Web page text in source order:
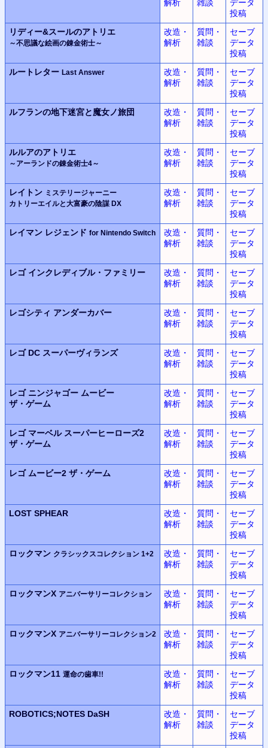
解析 雑談
データ
投稿
リディー&スールのアトリエ
～不思議な絵画の錬金術士～
改造・
解析
質問・
雑談
セーブ
データ
投稿
ルートレター Last Answer
改造・
解析
質問・
雑談
セーブ
データ
投稿
ルフランの地下迷宮と魔女ノ旅団
改造・
解析
質問・
雑談
セーブ
データ
投稿
ルルアのアトリエ
～アーランドの錬金術士4～
改造・
解析
質問・
雑談
セーブ
データ
投稿
レイトン ミステリージャーニー
カトリーエイルと大富豪の陰謀 DX
改造・
解析
質問・
雑談
セーブ
データ
投稿
レイマン レジェンド for Nintendo Switch
改造・
解析
質問・
雑談
セーブ
データ
投稿
レゴ インクレディブル・ファミリー
改造・
解析
質問・
雑談
セーブ
データ
投稿
レゴシティ アンダーカバー
改造・
解析
質問・
雑談
セーブ
データ
投稿
レゴ DC スーパーヴィランズ
改造・
解析
質問・
雑談
セーブ
データ
投稿
レゴ ニンジャゴー ムービー
ザ・ゲーム
改造・
解析
質問・
雑談
セーブ
データ
投稿
レゴ マーベル スーパーヒーローズ2
ザ・ゲーム
改造・
解析
質問・
雑談
セーブ
データ
投稿
レゴ ムービー2 ザ・ゲーム
改造・
解析
質問・
雑談
セーブ
データ
投稿
LOST SPHEAR
改造・
解析
質問・
雑談
セーブ
データ
投稿
ロックマン クラシックスコレクション 1+2
改造・
解析
質問・
雑談
セーブ
データ
投稿
ロックマンX アニバーサリーコレクション
改造・
解析
質問・
雑談
セーブ
データ
投稿
ロックマンX アニバーサリーコレクション2
改造・
解析
質問・
雑談
セーブ
データ
投稿
ロックマン11 運命の歯車!!
改造・
解析
質問・
雑談
セーブ
データ
投稿
ROBOTICS;NOTES DaSH
改造・
解析
質問・
雑談
セーブ
データ
投稿